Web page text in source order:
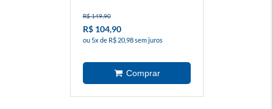
R$ 149,90
R$ 104,90
ou 5x de R$ 20,98 sem juros